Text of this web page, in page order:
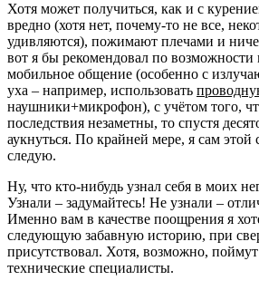
Хотя может получиться, как и с
вредно (хотя нет, почему-то не все,
удивляются), пожимают плечами и
вот я бы рекомендовал по
мобильное общение (особенно с
уха – например, использовать
наушники+микрофон), с учётом того,
последствия незаметны, то спустя
аукнуться. По крайней мере, я сам этой
следую.
Ну, что кто-нибудь узнал себя в моих
Узнали – задумайтесь! Не узнали –
Именно вам в качестве поощрения я
следующую забавную историю, при
присутствовал. Хотя, возможно, поймут
технические специалисты.